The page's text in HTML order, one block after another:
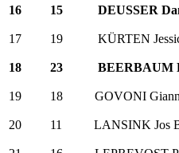
16 15 DEUSSER
17 19 KÜRTEN
18 23 BEERBAUM
19 18 GOVONI Gianni
20 11 LANSINK Jos